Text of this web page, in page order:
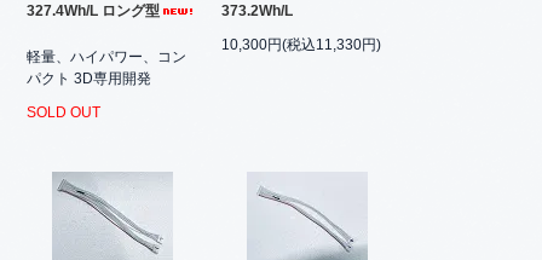
327.4Wh/L ロング型
軽量、ハイパワー、コン
パクト 3D専用開発
SOLD OUT
373.2Wh/L
10,300円(税込11,330円)